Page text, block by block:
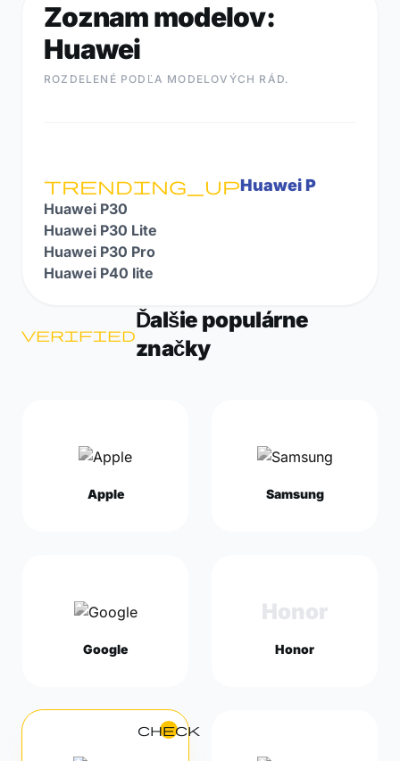
CENUZoznam modelov:
Huawei
ROZDELENÉ PODĽA MODELOVÝCH RÁD.
trending_upHuawei P
Huawei P30
Huawei P30 Lite
Huawei P30 Pro
Huawei P40 lite
verified
Ďalšie populárne
značky
Apple Samsung
Google
Honor
Honor
check